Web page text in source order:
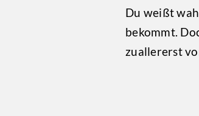
Du weißt
bekommt.
zuallererst